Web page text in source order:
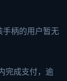
手柄的用户暂无
完成支付，逾